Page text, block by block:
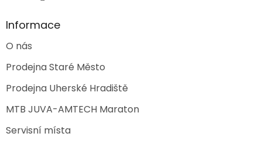
Informace
O nás
Prodejna Staré Město
Prodejna Uherské Hradiště
MTB JUVA-AMTECH Maraton
Servisní místa